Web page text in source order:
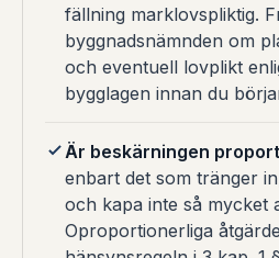
fällning marklovspliktig.
byggnadsnämnden om
och eventuell lovplikt
bygglagen innan du
Är beskärningen
enbart det som tränger
och kapa inte så mycket
Oproportionerliga